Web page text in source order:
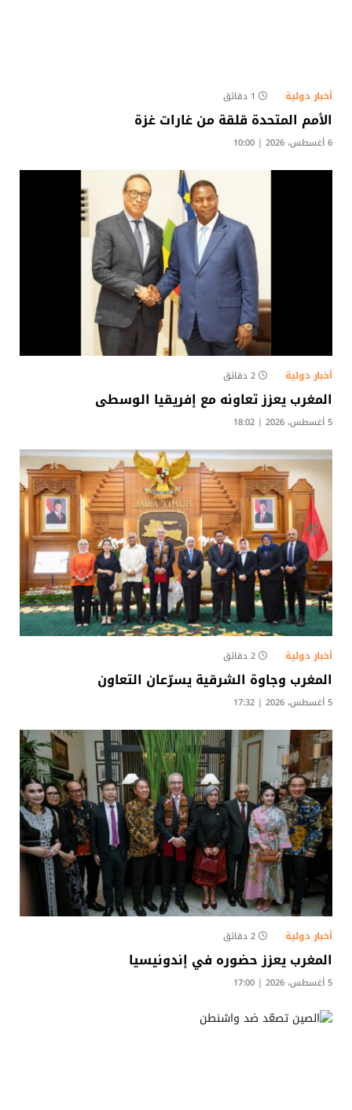
أخبار دولية 1 دقائق
الأمم المتحدة قلقة من غارات غزة
6 أغسطس، 2026 | 10:00
أخبار دولية 2 دقائق
المغرب يعزز تعاونه مع إفريقيا الوسطى
5 أغسطس، 2026 | 18:02
أخبار دولية 2 دقائق
المغرب وجاوة الشرقية يسرّعان التعاون
5 أغسطس، 2026 | 17:32
أخبار دولية 2 دقائق
المغرب يعزز حضوره في إندونيسيا
5 أغسطس، 2026 | 17:00